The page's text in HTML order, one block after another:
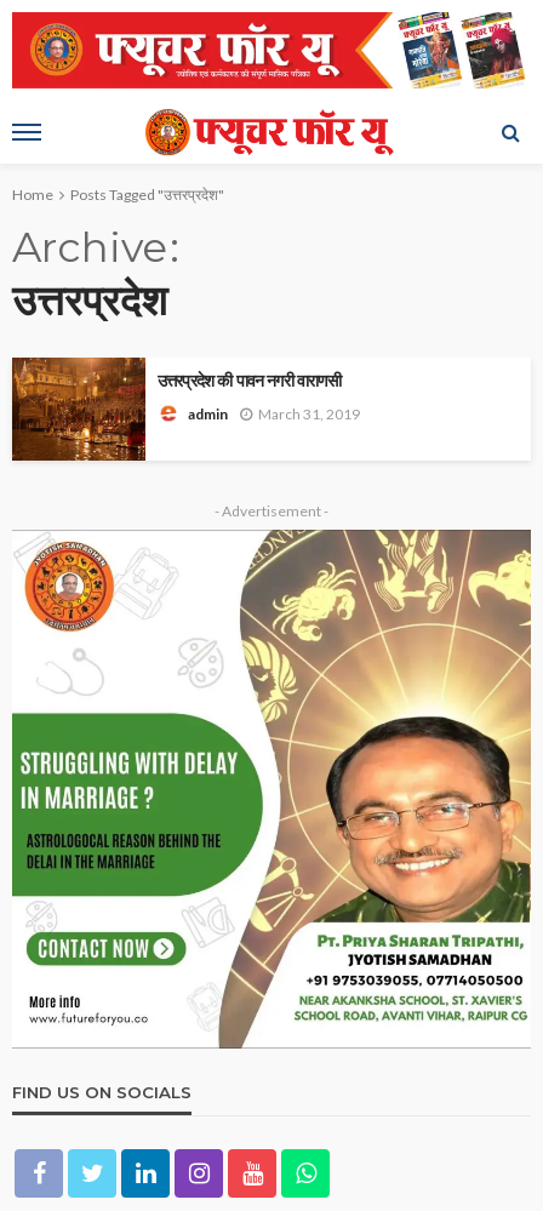
Home Posts Tagged "उत्तरप्रदेश"
Archive
उत्तरप्रदेश
उत्तरप्रदेश की पावन नगरी वाराणसी
admin March 31, 2019
- Advertisement -
FIND US ON SOCIALS